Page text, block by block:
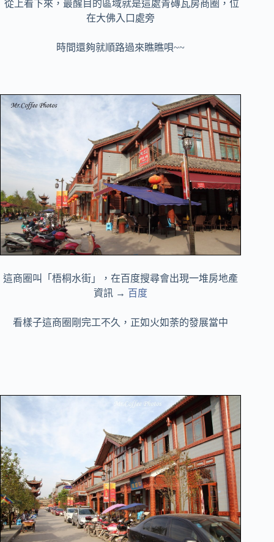
從上看下來，最醒目的區域就是這處青磚瓦房商圈，位
在大佛入口處旁
時間還夠就順路過來瞧瞧唄~~
這商圈叫「梧桐水街」，在百度搜尋會出現一堆房地產
資訊 → 百度
看樣子這商圈剛完工不久，正如火如荼的發展當中